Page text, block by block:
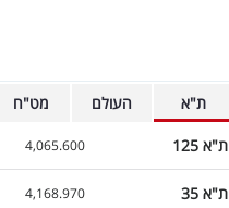
ת"א העולם מט"ח
ת"א 125 4,065.600
ת"א 35 4,168.970